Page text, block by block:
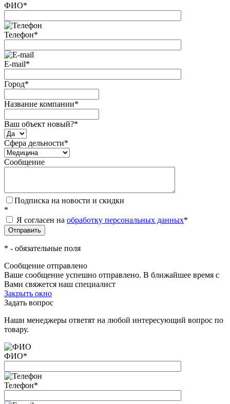
ФИО*
Телефон*
E-mail*
Город*
Название компании*
Ваш объект новый?*
Сфера дельности*
Сообщение
Подписка на новости и скидки
*
Я согласен на обработку персональных данных*
* - обязательные поля
Сообщение отправлено
Ваше сообщение успешно отправлено. В ближайшее время с
Вами свяжется наш специалист
Закрыть окно
Задать вопрос
Наши менеджеры ответят на любой интересующий вопрос по
товару.
ФИО*
Телефон*